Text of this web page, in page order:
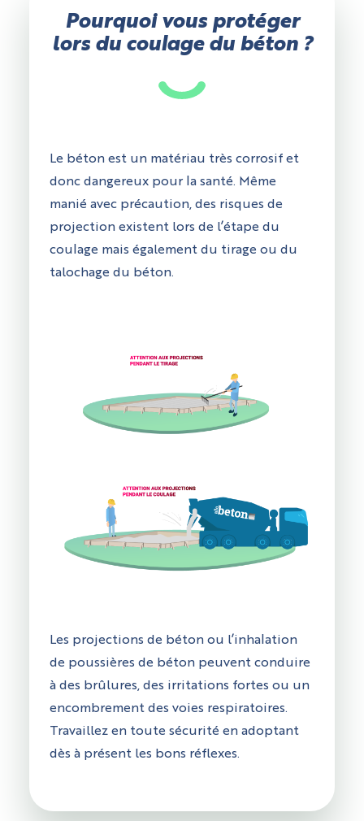
Pourquoi vous protéger
lors du coulage du béton ?
Le béton est un matériau très corrosif et
donc dangereux pour la santé. Même
manié avec précaution, des risques de
projection existent lors de l’étape du
coulage mais également du tirage ou du
talochage du béton.
Les projections de béton ou l’inhalation
de poussières de béton peuvent conduire
à des brûlures, des irritations fortes ou un
encombrement des voies respiratoires.
Travaillez en toute sécurité en adoptant
dès à présent les bons réflexes.